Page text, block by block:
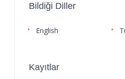
Bildiği Diller
English
Kayıtlar